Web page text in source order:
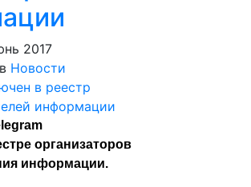
2017
Новости
организаторов
информации.